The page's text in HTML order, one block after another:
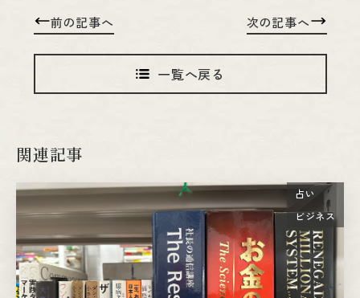
前の記事へ
一覧へ戻る
次の記事へ
関連記事
占い
ビジネス